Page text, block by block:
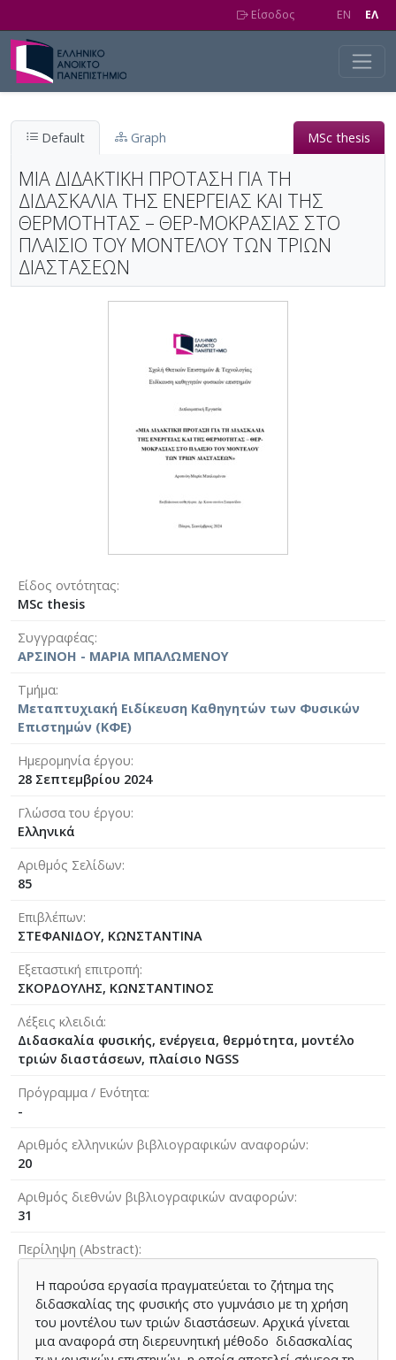
Είσοδος EN EΛ
Default Graph MSc thesis
ΜΙΑ ΔΙΔΑΚΤΙΚΗ ΠΡΟΤΑΣΗ ΓΙΑ ΤΗ
ΔΙΔΑΣΚΑΛΙΑ ΤΗΣ ΕΝΕΡΓΕΙΑΣ ΚΑΙ ΤΗΣ
ΘΕΡΜΟΤΗΤΑΣ – ΘΕΡ-ΜΟΚΡΑΣΙΑΣ ΣΤΟ
ΠΛΑΙΣΙΟ ΤΟΥ ΜΟΝΤΕΛΟΥ ΤΩΝ ΤΡΙΩΝ
ΔΙΑΣΤΑΣΕΩΝ
Είδος οντότητας
MSc thesis
Συγγραφέας
ΑΡΣΙΝΟΗ - ΜΑΡΙΑ ΜΠΑΛΩΜΕΝΟΥ
Τμήμα
Μεταπτυχιακή Ειδίκευση Καθηγητών των Φυσικών
Επιστημών (ΚΦΕ)
Ημερομηνία έργου
28 Σεπτεμβρίου 2024
Γλώσσα του έργου
Ελληνικά
Αριθμός Σελίδων
85
Επιβλέπων
ΣΤΕΦΑΝΙΔΟΥ, ΚΩΝΣΤΑΝΤΙΝΑ
Εξεταστική επιτροπή
ΣΚΟΡΔΟΥΛΗΣ, ΚΩΝΣΤΑΝΤΙΝΟΣ
Λέξεις κλειδιά
Διδασκαλία φυσικής, ενέργεια, θερμότητα, μοντέλο
τριών διαστάσεων, πλαίσιο NGSS
Πρόγραμμα / Ενότητα
-
Αριθμός ελληνικών βιβλιογραφικών αναφορών
20
Αριθμός διεθνών βιβλιογραφικών αναφορών
31
Περίληψη (Abstract)
Η παρούσα εργασία πραγματεύεται το ζήτημα της
διδασκαλίας της φυσικής στο γυμνάσιο με τη χρήση
του μοντέλου των τριών διαστάσεων. Αρχικά γίνεται
μια αναφορά στη διερευνητική μέθοδο διδασκαλίας